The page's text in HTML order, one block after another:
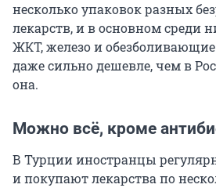
несколько упаковок разных
лекарств, и в основном среди
ЖКТ, железо и
даже сильно дешевле, чем в
она.
Можно всё, кроме
В Турции иностранцы
и покупают лекарства по